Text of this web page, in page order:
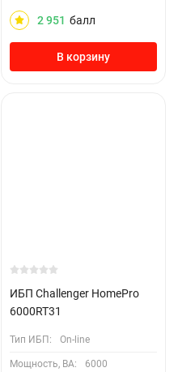
2 951 балл
В корзину
ИБП Challenger HomePro
6000RT31
Тип ИБП: On-line
Мощность, ВА: 6000